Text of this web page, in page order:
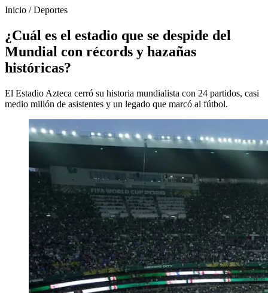
Inicio /Deportes
¿Cuál es el estadio que se despide del
Mundial con récords y hazañas
históricas?
El Estadio Azteca cerró su historia mundialista con 24 partidos, casi
medio millón de asistentes y un legado que marcó al fútbol.